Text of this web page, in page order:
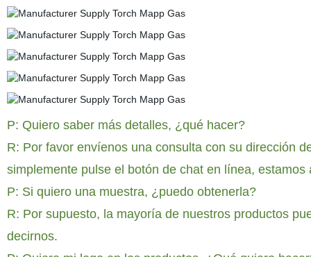
P: Quiero saber más detalles, ¿qué hacer?
R: Por favor envíenos una consulta con su dirección
simplemente pulse el botón de chat en línea, estamos
P: Si quiero una muestra, ¿puedo obtenerla?
R: Por supuesto, la mayoría de nuestros productos
decirnos.